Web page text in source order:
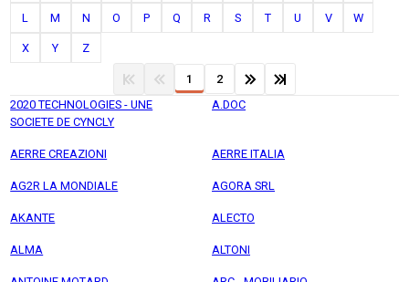
L M N O P Q R S T U V W
X Y Z
1
2
2020 TECHNOLOGIES - UNE
SOCIETE DE CYNCLY
A.DOC
AERRE CREAZIONI AERRE ITALIA
AG2R LA MONDIALE AGORA SRL
AKANTE ALECTO
ALMA ALTONI